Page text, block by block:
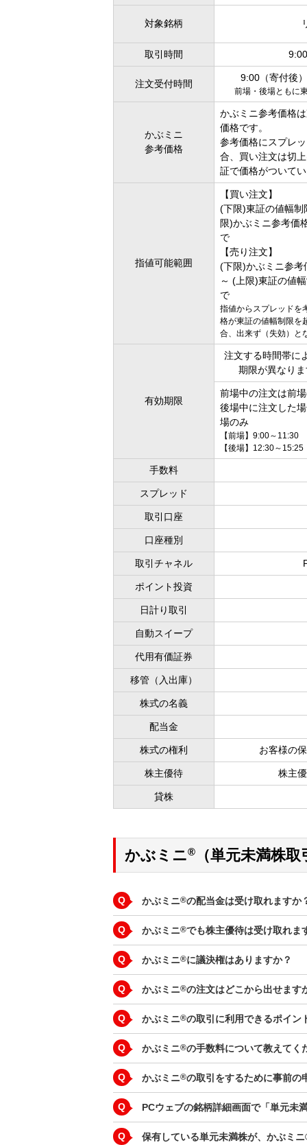
対象銘柄
取引時間
注文受付時間
9:00（寄付後
前場・後場ともに
かぶミニ
参考価格
かぶミニ参考価格
価格です。
参考価格にスプレ
合、買い注文は切
証で価格がついて
指値可能範囲
【買い注文】
(下限)東証の値幅制
限)かぶミニ参考価
で
【売り注文】
(下限)かぶミニ参考
～ (上限)東証の値
で
指値からスプレッドを
格が東証の値幅制限を
合、出来ず（失効）と
有効期限
注文する時間帯に
期限が異なり
前場中の注文は前
後場中に注文した
場のみ
【前場】9:00～11:30
【後場】12:30～15:25
手数料
スプレッド
取引口座
口座種別
取引チャネル
ポイント投資
日計り取引
自動スイープ
代用有価証券
移管（入出庫）
株式の名義
配当金
株式の権利 お客様の
株主優待 株主
貸株
かぶミニ® （単元未満株
Q かぶミニ®の配当金は受け取れますか
Q かぶミニ®でも株主優待は受け取れま
Q かぶミニ®に議決権はありますか？
Q かぶミニ®の注文はどこから出せます
Q かぶミニ®の取引に利用できるポイン
Q かぶミニ®の手数料について教えてく
Q かぶミニ®の取引をするために事前の
Q PCウェブの銘柄詳細画面で「単元未
Q 保有している単元未満株が、かぶミ